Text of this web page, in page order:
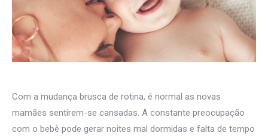
Com a mudança brusca de rotina, é normal as novas
mamães sentirem-se cansadas. A constante preocupação
com o bebê pode gerar noites mal dormidas e falta de tempo